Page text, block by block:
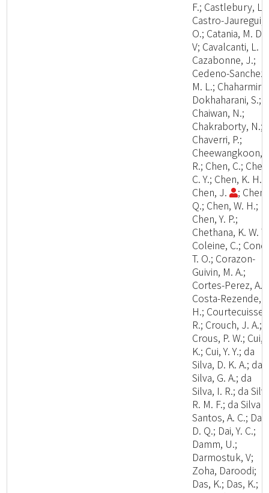
F.; Castlebury, L.;
Castro-Jauregui,
O.; Catania, M. D.,
V; Cavalcanti, L.
Cazabonne, J.;
Cedeno-Sanchez,
M. L.; Chaharmiri-
Dokhaharani, S.;
Chaiwan, N.;
Chakraborty, N.;
Chaverri, P.;
Cheewangkoon,
R.; Chen, C.;
C. Y.; Chen, K. H.;
Chen, J.
; Chen,
Q.; Chen, W. H.;
Chen, Y. P.;
Chethana, K. W.
Coleine, C.;
T. O.; Corazon-
Guivin, M. A.;
Cortes-Perez, A.;
Costa-Rezende,
H.; Courtecuisse,
R.; Crouch, J. A.;
Crous, P. W.; Cui,
K.; Cui, Y. Y.; da
Silva, D. K. A.; da
Silva, G. A.; da
Silva, I. R.; da
R. M. F.; da Silva
Santos, A. C.; Dai,
D. Q.; Dai, Y. C.;
Damm, U.;
Darmostuk, V;
Zoha, Daroodi;
Das, K.; Das, K.;